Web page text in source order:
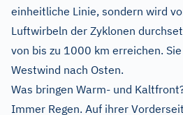
einheitliche Linie, sondern wird
Luftwirbeln der Zyklonen
von bis zu 1000 km erreichen.
Westwind nach Osten.
Was bringen Warm- und
Immer Regen. Auf ihrer